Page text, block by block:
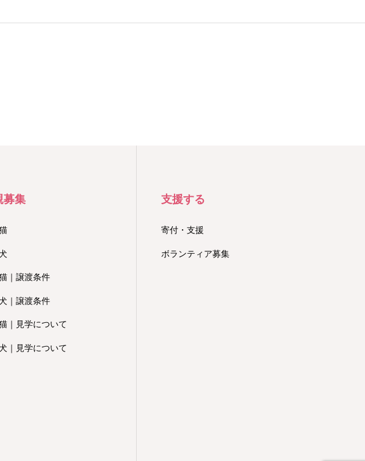
募集
｜譲渡条件
｜譲渡条件
｜見学について
｜見学について
支援する
寄付・支援
ボランティア募集